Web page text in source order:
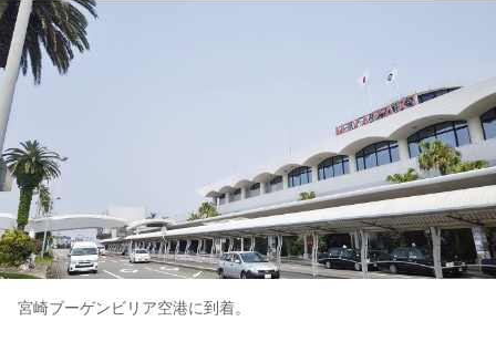
宮崎ブーゲンビリア空港に到着。
このサイトについて
運営会社
お問い合わせ